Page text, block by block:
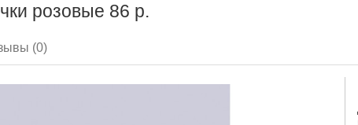
розовые 86 р.
(0)